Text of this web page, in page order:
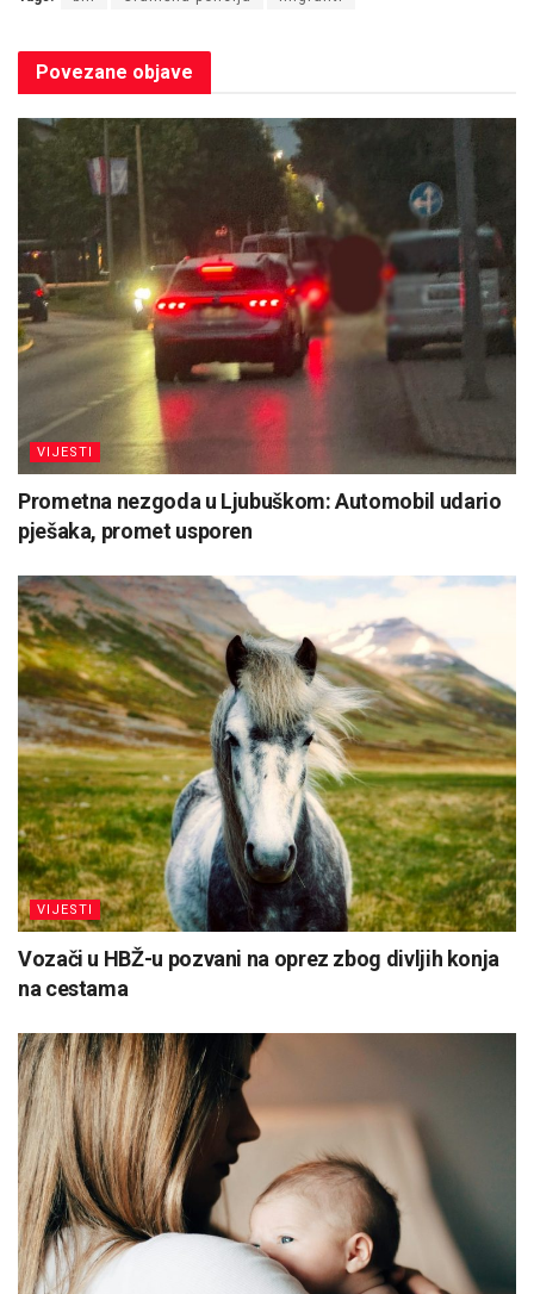
Povezane objave
VIJESTI
Prometna nezgoda u Ljubuškom: Automobil udario
pješaka, promet usporen
VIJESTI
Vozači u HBŽ-u pozvani na oprez zbog divljih konja
na cestama